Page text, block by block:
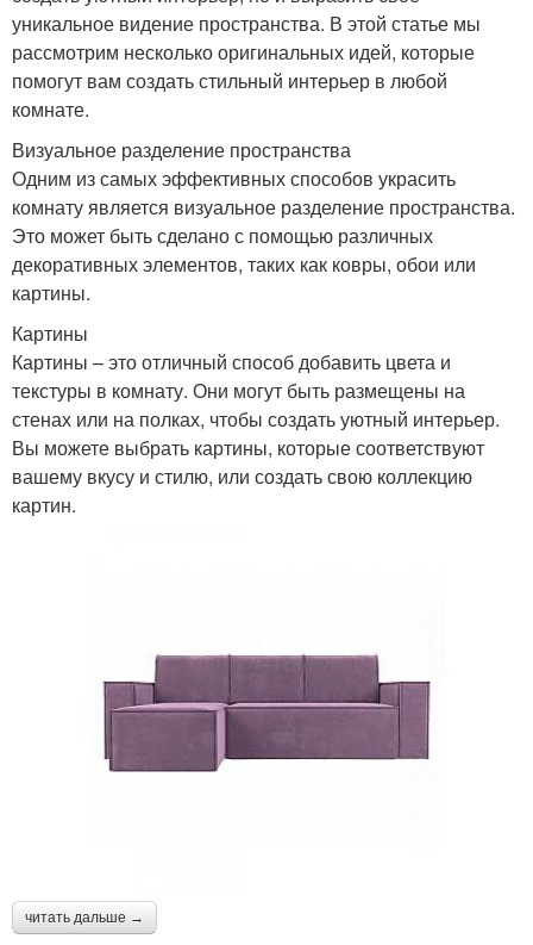
уникальное видение пространства. В этой статье мы
рассмотрим несколько оригинальных идей, которые
помогут вам создать стильный интерьер в любой
комнате.
Визуальное разделение пространства
Одним из самых эффективных способов украсить
комнату является визуальное разделение пространства.
Это может быть сделано с помощью различных
декоративных элементов, таких как ковры, обои или
картины.
Картины
Картины – это отличный способ добавить цвета и
текстуры в комнату. Они могут быть размещены на
стенах или на полках, чтобы создать уютный интерьер.
Вы можете выбрать картины, которые соответствуют
вашему вкусу и стилю, или создать свою коллекцию
картин.
читать дальше →